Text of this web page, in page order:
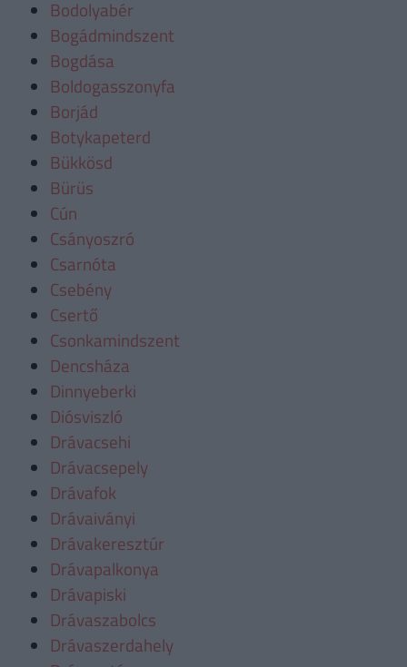
Bodolyabér
Bogádmindszent
Bogdása
Boldogasszonyfa
Borjád
Botykapeterd
Bükkösd
Bürüs
Cún
Csányoszró
Csarnóta
Csebény
Csertő
Csonkamindszent
Dencsháza
Dinnyeberki
Diósviszló
Drávacsehi
Drávacsepely
Drávafok
Drávaiványi
Drávakeresztúr
Drávapalkonya
Drávapiski
Drávaszabolcs
Drávaszerdahely